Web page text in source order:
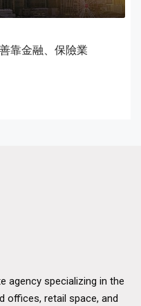
靠金融、保險業
agency specializing in the
offices, retail space, and